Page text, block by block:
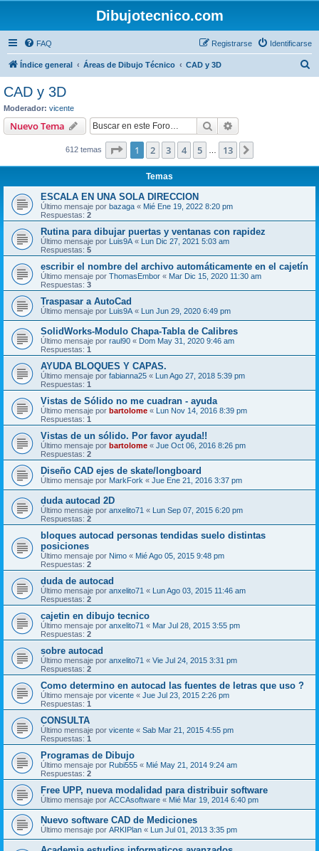
Dibujotecnico.com
FAQ Identificarse
Registrarse
Índice general Áreas de Dibujo Técnico CAD y 3D
CAD y 3D
Moderador: vicente
Nuevo Tema Buscar
612 temas Página de 13
1 2 3 4 5 13
Temas
ESCALA EN UNA SOLA DIRECCION
Último mensaje por bazaga « Mié Ene 19, 2022 8:20 pm
Respuestas: 2
Rutina para dibujar puertas y ventanas con rapidez
Último mensaje por Luis9A « Lun Dic 27, 2021 5:03 am
Respuestas: 5
escribir el nombre del archivo automáticamente en el cajetín
Último mensaje por ThomasEmbor « Mar Dic 15, 2020 11:30 am
Respuestas: 3
Traspasar a AutoCad
Último mensaje por Luis9A « Lun Jun 29, 2020 6:49 pm
SolidWorks-Modulo Chapa-Tabla de Calibres
Último mensaje por raul90 « Dom May 31, 2020 9:46 am
Respuestas: 1
AYUDA BLOQUES Y CAPAS.
Último mensaje por fabianna25 « Lun Ago 27, 2018 5:39 pm
Respuestas: 1
Vistas de Sólido no me cuadran - ayuda
Último mensaje por bartolome « Lun Nov 14, 2016 8:39 pm
Respuestas: 1
Vistas de un sólido. Por favor ayuda!!
Último mensaje por bartolome « Jue Oct 06, 2016 8:26 pm
Respuestas: 2
Diseño CAD ejes de skate/longboard
Último mensaje por MarkFork « Jue Ene 21, 2016 3:37 pm
duda autocad 2D
Último mensaje por anxelito71 « Lun Sep 07, 2015 6:20 pm
Respuestas: 2
bloques autocad personas tendidas suelo distintas
posiciones
Último mensaje por Nimo « Mié Ago 05, 2015 9:48 pm
Respuestas: 2
duda de autocad
Último mensaje por anxelito71 « Lun Ago 03, 2015 11:46 am
Respuestas: 2
cajetin en dibujo tecnico
Último mensaje por anxelito71 « Mar Jul 28, 2015 3:55 pm
Respuestas: 2
sobre autocad
Último mensaje por anxelito71 « Vie Jul 24, 2015 3:31 pm
Respuestas: 2
Como determino en autocad las fuentes de letras que uso ?
Último mensaje por vicente « Jue Jul 23, 2015 2:26 pm
Respuestas: 1
CONSULTA
Último mensaje por vicente « Sab Mar 21, 2015 4:55 pm
Respuestas: 1
Programas de Dibujo
Último mensaje por Rubi555 « Mié May 21, 2014 9:24 am
Respuestas: 2
Free UPP, nueva modalidad para distribuir software
Último mensaje por ACCAsoftware « Mié Mar 19, 2014 6:40 pm
Nuevo software CAD de Mediciones
Último mensaje por ARKIPlan « Lun Jul 01, 2013 3:35 pm